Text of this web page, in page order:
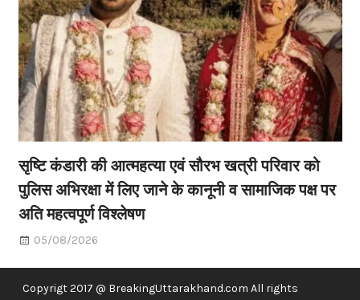
सृष्टि कंडारी की आत्महत्या एवं सौरभ खत्री परिवार को
पुलिस अभिरक्षा में लिए जाने के कानूनी व सामाजिक पक्ष पर
अति महत्वपूर्ण विश्लेषण
05/08/2026
Copyrigt 2017 @ BreakingUttarakhand.com All rights